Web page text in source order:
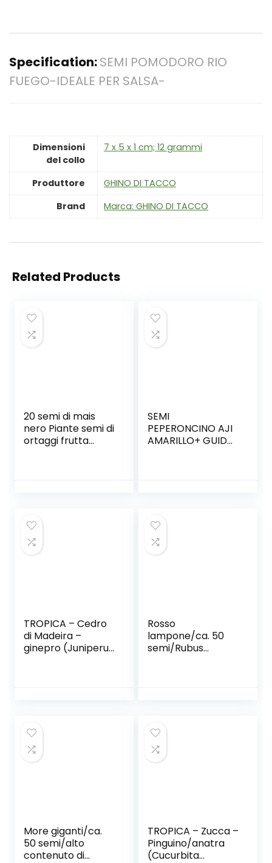
Specification:SEMI POMODORO RIO
FUEGO-IDEALE PER SALSA-
Dimensioni
del collo
‎7 x 5 x 1 cm; 12 grammi
Produttore
‎GHINO DI TACCO
Brand
Marca: GHINO DI TACCO
Related Products
20 semi di mais
nero Piante semi di
ortaggi frutta
SEMI
PEPERONCINO AJI
AMARILLO+ GUIDA
TROPICA – Cedro
di Madeira –
ginepro (Juniperus
Rosso
lampone/ca. 50
semi/Rubus
More giganti/ca.
50 semi/alto
contenuto di
TROPICA – Zucca –
Pinguino/anatra
(Cucurbita